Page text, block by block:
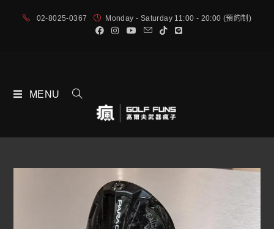
02-8025-0367 Monday - Saturday 11:00 - 20:00 (預約制)
MENU